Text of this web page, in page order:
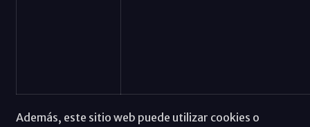
Además, este sitio web puede utilizar cookies o